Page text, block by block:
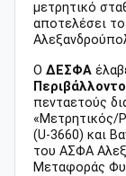
μετρητικό
αποτελέσει το
Ο ΔΕΣΦΑ
πενταετούς
«Μετρητικός/
(U-3660) και
του ΑΣΦΑ
Μεταφοράς